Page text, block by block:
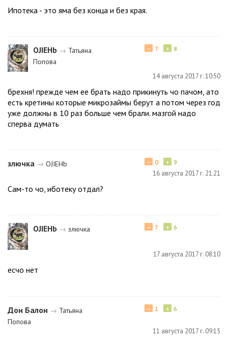
Ипотека - это яма без конца и без края.
ОJIЕНb → Татьяна
Попова
+ 8
− 7
14 августа 2017 г. 10:50
брехня! прежде чем ее брать надо прикинуть чо пачом, ато
есть кретины которые микрозаймы берут а потом через год
уже должны в 10 раз больше чем брали. мазгой надо
сперва думать
злючка → ОJIЕНb + 9
− 0
16 августа 2017 г. 21:21
Сам-то чо, иботеку отдал?
ОJIЕНb → злючка + 6
− 7
17 августа 2017 г. 08:10
есчо нет
Дон Балон → Татьяна
Попова
+ 6
− 1
11 августа 2017 г. 09:15